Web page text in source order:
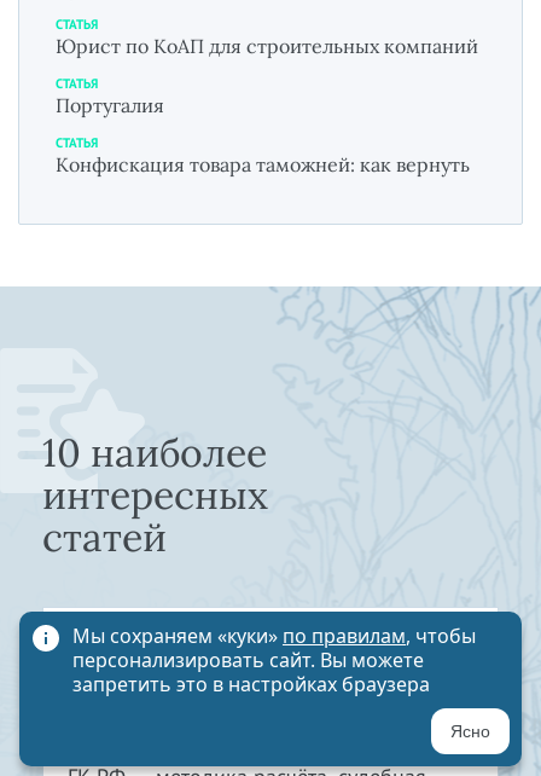
СТАТЬЯ
Юрист по КоАП для строительных компаний
СТАТЬЯ
Португалия
СТАТЬЯ
Конфискация товара таможней: как вернуть
10 наиболее
интересных
статей
Упущенная выгода: расчет,
доказывание, судебная
Как взыскать упущенную выгоду по ст. 15
Мы сохраняем «куки» по правилам, чтобы
персонализировать сайт. Вы можете
запретить это в настройках браузера
Ясно